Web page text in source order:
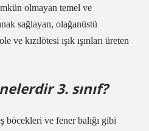
olmayan temel ve
sağlayan, olağanüstü
ve kızılötesi ışık ışınları üreten
3. sınıf?
böcekleri ve fener balığı gibi